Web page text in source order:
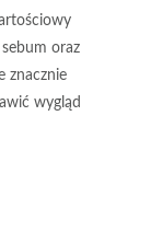
oraz
znacznie
wygląd